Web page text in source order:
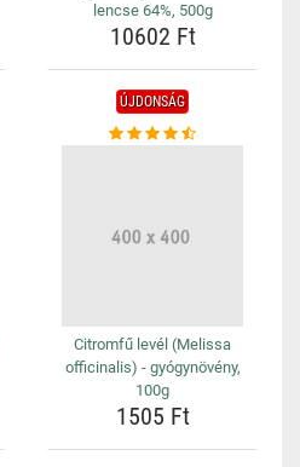
lencse 64%, 500g
10602 Ft
ÚJDONSÁG
Citromfű levél (Melissa
officinalis) - gyógynövény,
100g
1505 Ft